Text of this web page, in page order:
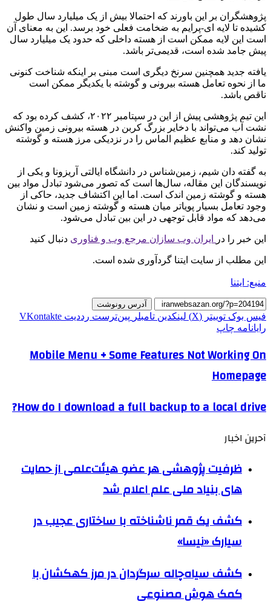
پژوهشگران بر این باورند که احتمالا بیش از یک میلیارد سال طول
کشیده تا لایه ای-‌پرایم به ضخامت فعلی خود برسد. این به معنای آن
است این لایه ممکن است از هسته داخلی که حدود یک میلیارد سال
پیش جامد شده است، قدیمی‌تر باشد.
یافته جدید همچنین سرنخ دیگری است مبنی بر اینکه شناخت کنونی
ما از نحوه تعامل هسته بیرونی و گوشته با یکدیگر ممکن است
ناقص باشد.
این تیم پژوهشی پیش از این در سپتامبر ۲۰۲۲، کشف کرده بود که
نشت آب می‌تواند با دخایر بزرگ کربن در هسته بیرونی زمین واکنش
نشان دهد و منابع عظیم الماس را در نزدیکی مرز هسته و گوشته
تولید کند.
به گفته دان شیم، زمین‌شناس در دانشگاه ایالتی آریزونا و یکی از
نویسندگان این مقاله، سال‌ها است که تصور می‌شود تبادل مواد بین
هسته و گوشته زمین اندک است. اما این اکتشاف جدید، حاکی از
وجود تعامل بسیار پویاتر میان هسته و گوشته زمین است و نشان
می‌دهد که مواد قابل توجهی در این بین تبادل می‌شود.
این خبر را در ایران وب سازان مرجع وب و فناوری دنبال کنید
این مطلب از سایت ایتنا گردآوری شده است.
منبع: ایتنا
آدرس رونوشت
فیس بوک توییتر (X) لینکدین ‫تامبلر ‫پین‌ترست ‫رددیت ‫VKontakte
رایانامه چاپ
Mobile Menu + Some Features Not Working On
Homepage
How do I download a full backup to a local drive?
آحرین اخبار
ظرفیت پژوهشی هر عضو هیئت‌علمی از حمایت
های بنیاد ملی علم اعلام شد
کشف یک قمر ناشناخته با ساختاری عجیب در
سیارک «نیسا»
کشف سیاه‌چاله سرگردان در مرز کهکشان با
کمک هوش مصنوعی